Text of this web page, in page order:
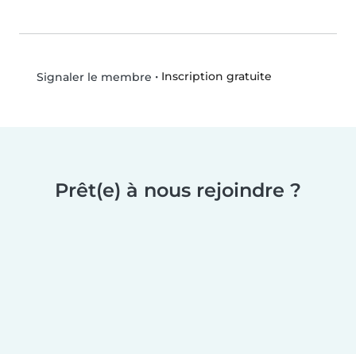
Signaler le membre • Inscription gratuite
Prêt(e) à nous rejoindre ?